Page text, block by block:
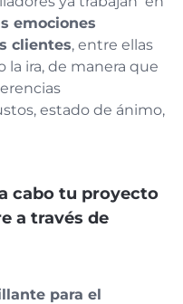
emociones
clientes, entre ellas
la ira, de manera que
estado de ánimo,
cabo tu proyecto
a través de
para el